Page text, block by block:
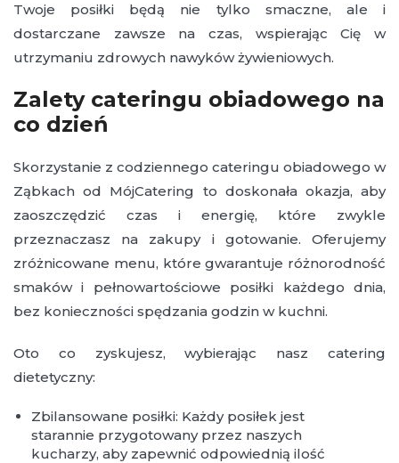
Twoje posiłki będą nie tylko smaczne, ale i
dostarczane zawsze na czas, wspierając Cię w
utrzymaniu zdrowych nawyków żywieniowych.
Zalety cateringu obiadowego na
co dzień
Skorzystanie z codziennego cateringu obiadowego w
Ząbkach od MójCatering to doskonała okazja, aby
zaoszczędzić czas i energię, które zwykle
przeznaczasz na zakupy i gotowanie. Oferujemy
zróżnicowane menu, które gwarantuje różnorodność
smaków i pełnowartościowe posiłki każdego dnia,
bez konieczności spędzania godzin w kuchni.
Oto co zyskujesz, wybierając nasz catering
dietetyczny:
Zbilansowane posiłki: Każdy posiłek jest
starannie przygotowany przez naszych
kucharzy, aby zapewnić odpowiednią ilość